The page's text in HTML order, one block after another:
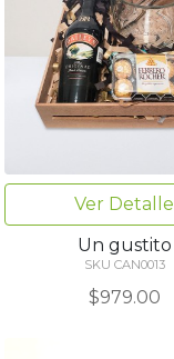
Ver Detalle
Un gustito
SKU CAN0013
$979.00